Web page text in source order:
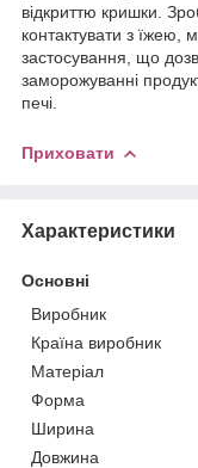
відкриттю кришки.
контактувати з
застосування, що
заморожуванні
печі.
Приховати
Характеристики
Основні
Виробник
Країна виробник
Матеріал
Форма
Ширина
Довжина